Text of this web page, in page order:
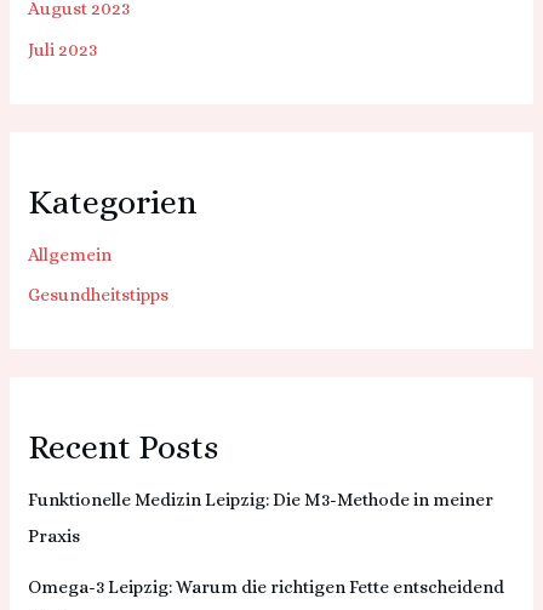
August 2023
Juli 2023
Kategorien
Allgemein
Gesundheitstipps
Recent Posts
Funktionelle Medizin Leipzig: Die M3-Methode in meiner
Praxis
Omega-3 Leipzig: Warum die richtigen Fette entscheidend